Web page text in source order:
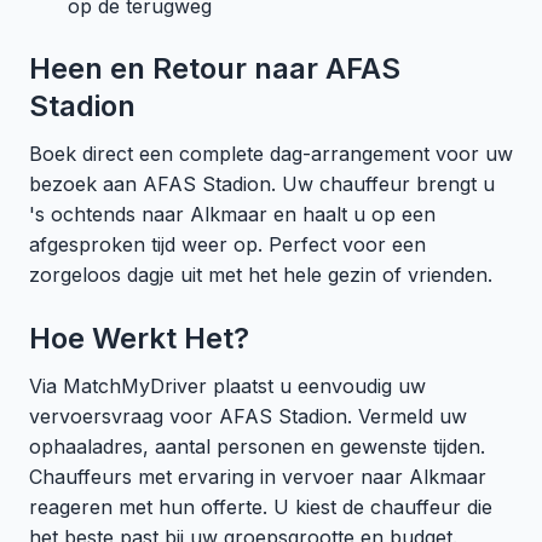
op de terugweg
Heen en Retour naar AFAS
Stadion
Boek direct een complete dag-arrangement voor uw
bezoek aan AFAS Stadion. Uw chauffeur brengt u
's ochtends naar Alkmaar en haalt u op een
afgesproken tijd weer op. Perfect voor een
zorgeloos dagje uit met het hele gezin of vrienden.
Hoe Werkt Het?
Via MatchMyDriver plaatst u eenvoudig uw
vervoersvraag voor AFAS Stadion. Vermeld uw
ophaaladres, aantal personen en gewenste tijden.
Chauffeurs met ervaring in vervoer naar Alkmaar
reageren met hun offerte. U kiest de chauffeur die
het beste past bij uw groepsgrootte en budget.